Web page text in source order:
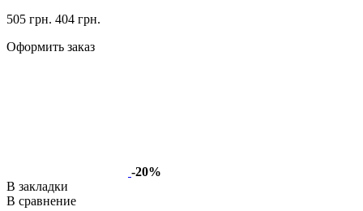
505 грн. 404 грн.
Оформить заказ
-20%
В закладки
В сравнение